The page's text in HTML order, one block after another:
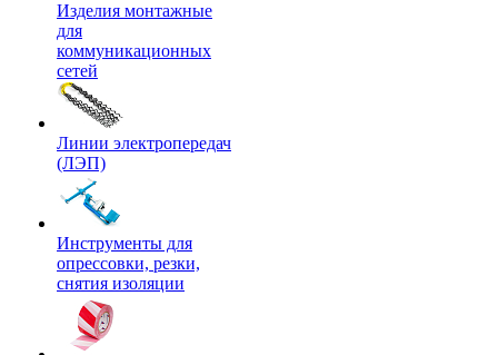
Изделия монтажные
для
коммуникационных
сетей
Линии электропередач
(ЛЭП)
Инструменты для
опрессовки, резки,
снятия изоляции